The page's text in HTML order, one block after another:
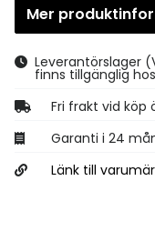
Mer
Leverantörslager
finns tillgänglig
Fri frakt vid köp
Garanti i 24
Länk till